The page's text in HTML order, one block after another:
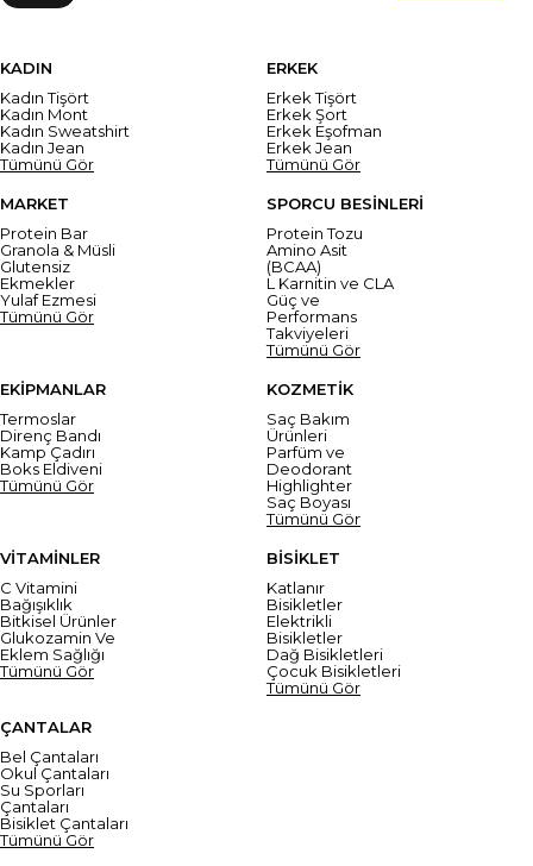
KADIN
Kadın Tişört
Kadın Mont
Kadın Sweatshirt
Kadın Jean
Tümünü Gör
ERKEK
Erkek Tişört
Erkek Şort
Erkek Eşofman
Erkek Jean
Tümünü Gör
MARKET
Protein Bar
Granola & Müsli
Glutensiz
Ekmekler
Yulaf Ezmesi
Tümünü Gör
SPORCU BESİNLERİ
Protein Tozu
Amino Asit
(BCAA)
L Karnitin ve CLA
Güç ve
Performans
Takviyeleri
Tümünü Gör
EKİPMANLAR
Termoslar
Direnç Bandı
Kamp Çadırı
Boks Eldiveni
Tümünü Gör
KOZMETİK
Saç Bakım
Ürünleri
Parfüm ve
Deodorant
Highlighter
Saç Boyası
Tümünü Gör
VİTAMİNLER
C Vitamini
Bağışıklık
Bitkisel Ürünler
Glukozamin Ve
Eklem Sağlığı
Tümünü Gör
BİSİKLET
Katlanır
Bisikletler
Elektrikli
Bisikletler
Dağ Bisikletleri
Çocuk Bisikletleri
Tümünü Gör
ÇANTALAR
Bel Çantaları
Okul Çantaları
Su Sporları
Çantaları
Bisiklet Çantaları
Tümünü Gör